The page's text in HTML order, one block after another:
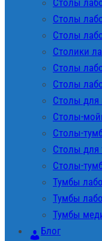
Столы
Столы
Столики
Столы
Столы
Столы для
Столы-
Столы-
Столы для
Столы-
Тумбы
Тумбы
Тумбы
Блог